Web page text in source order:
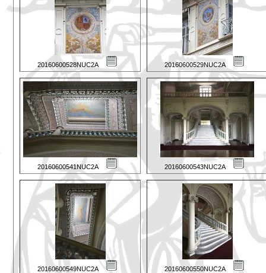
20160600528NUC2A 20160600529NUC2A
20160600541NUC2A 20160600543NUC2A
20160600549NUC2A 20160600550NUC2A